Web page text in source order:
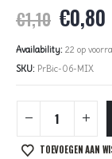
€1,10
prijs
was:
€1,10.
€0,80
Availability: 22 op
SKU: PrBic-06-MIX
TOEVOEGEN AAN